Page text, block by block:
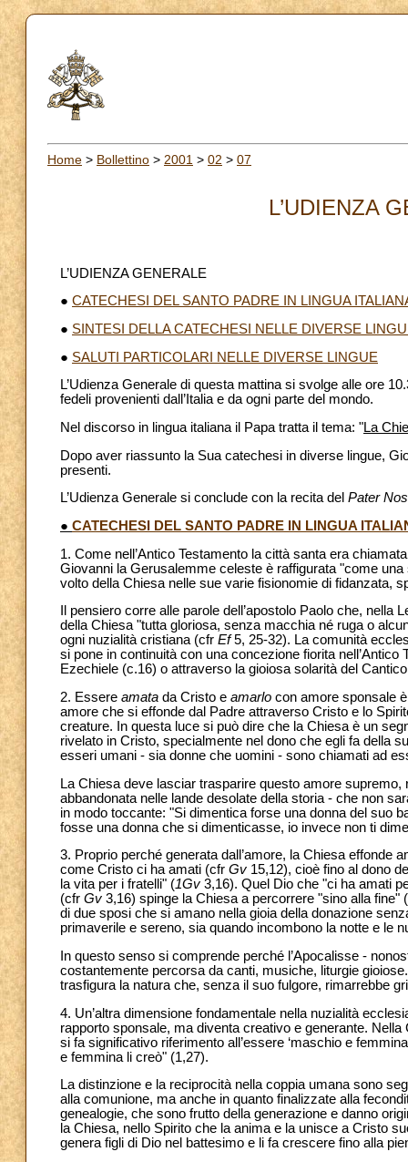
Home > Bollettino > 2001 > 02 > 07
L’UDIENZA
L’UDIENZA GENERALE
● CATECHESI DEL SANTO PADRE IN LINGUA
● SINTESI DELLA CATECHESI NELLE DIVERSE
● SALUTI PARTICOLARI NELLE DIVERSE LINGUE
L’Udienza Generale di questa mattina si svolge alle ore
fedeli provenienti dall’Italia e da ogni parte del mondo.
Nel discorso in lingua italiana il Papa tratta il tema: "La
Dopo aver riassunto la Sua catechesi in diverse lingue,
presenti.
L’Udienza Generale si conclude con la recita del Pater
● CATECHESI DEL SANTO PADRE IN LINGUA
1. Come nell’Antico Testamento la città santa era
Giovanni la Gerusalemme celeste è raffigurata "come
volto della Chiesa nelle sue varie fisionomie di fidanzata,
Il pensiero corre alle parole dell’apostolo Paolo che,
della Chiesa "tutta gloriosa, senza macchia né ruga o
ogni nuzialità cristiana (cfr Ef5, 25-32). La comunità
si pone in continuità con una concezione fiorita
Ezechiele (c.16) o attraverso la gioiosa solarità del
2. Essere amata da Cristo e amarlo con amore sponsale
amore che si effonde dal Padre attraverso Cristo e lo
creature. In questa luce si può dire che la Chiesa è un
rivelato in Cristo, specialmente nel dono che egli fa della
esseri umani - sia donne che uomini - sono chiamati ad
La Chiesa deve lasciar trasparire questo amore
abbandonata nelle lande desolate della storia - che non
in modo toccante: "Si dimentica forse una donna del suo
fosse una donna che si dimenticasse, io invece non ti
3. Proprio perché generata dall’amore, la Chiesa effonde
come Cristo ci ha amati (cfr Gv 15,12), cioè fino al dono
la vita per i fratelli" (1Gv 3,16). Quel Dio che "ci ha amati
(cfr Gv 3,16) spinge la Chiesa a percorrere "sino alla fine"
di due sposi che si amano nella gioia della donazione
primaverile e sereno, sia quando incombono la notte e le
In questo senso si comprende perché l’Apocalisse -
costantemente percorsa da canti, musiche, liturgie
trasfigura la natura che, senza il suo fulgore, rimarrebbe
4. Un’altra dimensione fondamentale nella nuzialità
rapporto sponsale, ma diventa creativo e generante.
si fa significativo riferimento all’essere ‘maschio e
e femmina li creò" (1,27).
La distinzione e la reciprocità nella coppia umana sono
alla comunione, ma anche in quanto finalizzate alla
genealogie, che sono frutto della generazione e danno
la Chiesa, nello Spirito che la anima e la unisce a Cristo
genera figli di Dio nel battesimo e li fa crescere fino alla